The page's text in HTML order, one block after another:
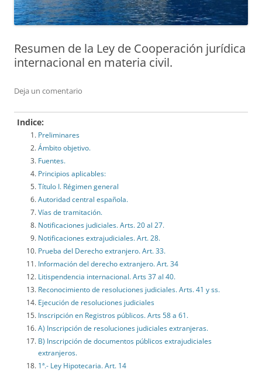
Resumen de la Ley de Cooperación jurídica
internacional en materia civil.
Deja un comentario
Indice:
Preliminares
Ámbito objetivo.
Fuentes.
Principios aplicables:
Título I. Régimen general
Autoridad central española.
Vías de tramitación.
Notificaciones judiciales. Arts. 20 al 27.
Notificaciones extrajudiciales. Art. 28.
Prueba del Derecho extranjero. Art. 33.
Información del derecho extranjero. Art. 34
Litispendencia internacional. Arts 37 al 40.
Reconocimiento de resoluciones judiciales. Arts. 41 y ss.
Ejecución de resoluciones judiciales
Inscripción en Registros públicos. Arts 58 a 61.
A) Inscripción de resoluciones judiciales extranjeras.
B) Inscripción de documentos públicos extrajudiciales
extranjeros.
1ª.- Ley Hipotecaria. Art. 14